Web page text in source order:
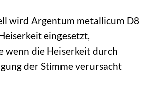
wird Argentum metallicum D8
eingesetzt,
wenn die Heiserkeit durch
der Stimme verursacht